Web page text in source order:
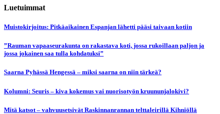
Luetuimmat
Muistokirjoitus: Pitkäaikainen Espanjan lähetti pääsi taivaan kotiin
”Rauman vapaaseurakunta on rakastava koti, jossa rukoillaan paljon ja
jossa jokainen saa tulla kohdatuksi”
Saarna Pyhässä Hengessä – miksi saarna on niin tärkeä?
Kolumni: Seuris – kiva kokemus vai nuorisotyön kruununjalokivi?
Mitä katsot – vahvuusetsivät Raskinnanrannan telttaleirillä Kihniöllä